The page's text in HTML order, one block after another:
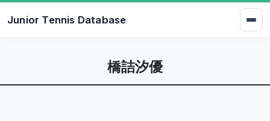
Junior Tennis Database
橋詰汐優